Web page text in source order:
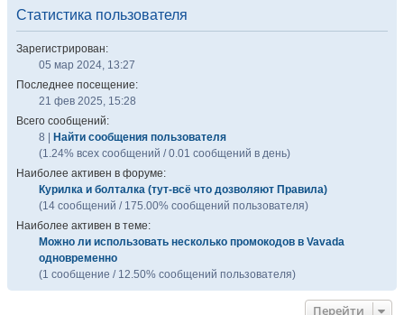
Статистика пользователя
Зарегистрирован:
05 мар 2024, 13:27
Последнее посещение:
21 фев 2025, 15:28
Всего сообщений:
8 |
Найти сообщения пользователя
(1.24% всех сообщений / 0.01 сообщений в день)
Наиболее активен в форуме:
Курилка и болталка (тут-всё что дозволяют Правила)
(14 сообщений / 175.00% сообщений пользователя)
Наиболее активен в теме:
Можно ли использовать несколько промокодов в Vavada
одновременно
(1 сообщение / 12.50% сообщений пользователя)
Перейти